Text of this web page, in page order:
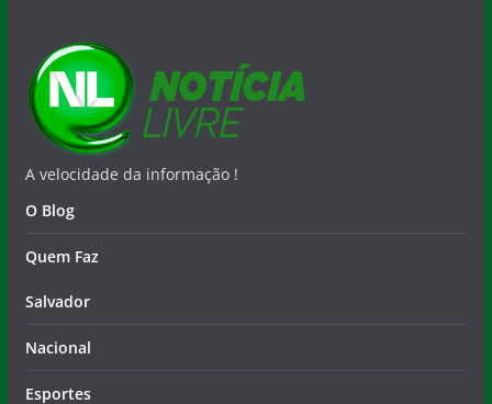
A velocidade da informação !
O Blog
Quem Faz
Salvador
Nacional
Esportes